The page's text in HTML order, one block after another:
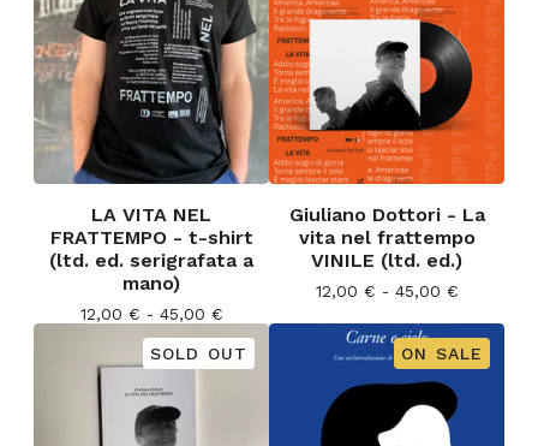
LA VITA NEL
FRATTEMPO - t-shirt
(ltd. ed. serigrafata a
mano)
12,00 € - 45,00 €
Giuliano Dottori - La
vita nel frattempo
VINILE (ltd. ed.)
12,00 € - 45,00 €
SOLD OUT ON SALE